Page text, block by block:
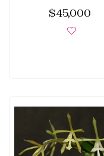
$45,000